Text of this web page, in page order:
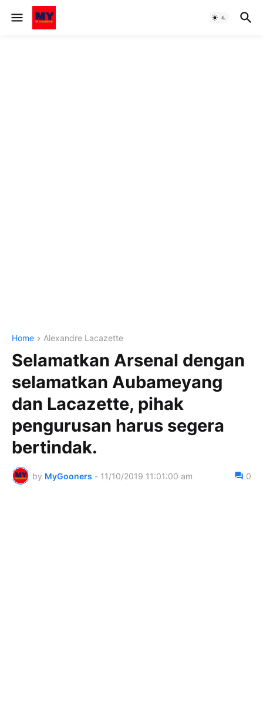
Home Alexandre Lacazette
Selamatkan Arsenal dengan
selamatkan Aubameyang
dan Lacazette, pihak
pengurusan harus segera
bertindak.
by MyGooners - 11/10/2019 11:01:00 am 0